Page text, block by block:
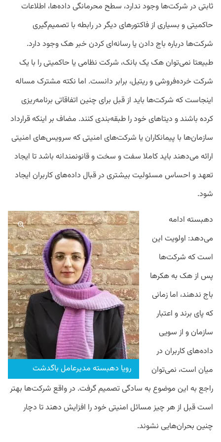
ثابتی در شرکت‌ها وجود ندارد، سطح محرمانگی داده‌ها، اطلاعات
حاکمیتی و بسیاری از فاکتورهای دیگر در رابطه با تصمیم‌گیری
شرکت‌ها درباره باج دادن یا رسانه‌ای کردن خبر هک وجود دارد.
طبیعتا نمی‌توان هک یک بانک، شرکت نظامی یا حاکمیتی را با یک
شرکت خرده‌فروشی و ریتیل، برابر دانست. اما نکته مشترک مساله
اینجاست که شرکت‌ها باید از قبل برای چنین اتفاقاتی برنامه‌ریزی
کرده باشند و دیتاهای خود را طبقه‌بندی کنند. مضاف بر اینکه قرارداد
سازمان‌ها با پیمانکاران یا شرکت‌های امنیتی که سرویس‌های امنیتی
ارائه می‌دهند باید کاملا سفت و سخت و قانونمندانه باشد تا ایجاد
تعهد و احساس مسئولیت بیشتری در قبال داده‌های کاربران ایجاد
شود.
رویا دهبسته مدیرعامل باگدشت
دهبسته ادامه
می‌دهد: اولویت این
است که شرکت‌ها
پس از هک به هکرها
باج ندهند، اما زمانی
که پای برند و اعتبار
سازمان و از سویی
داده‌های کاربران در
میان است، نمی‌توان
راجع به این موضوع به سادگی تصمیم گرفت. در واقع شرکت‌ها بهتر
است قبل از هر چیز مسائل امنیتی خود را افزایش دهند تا دچار
چنین بحران‌هایی نشوند.